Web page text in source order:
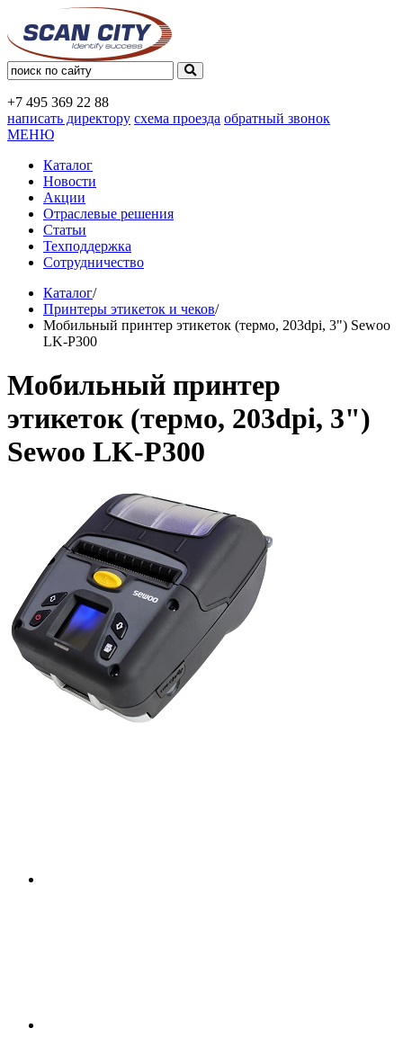
+7 495 369 22 88
написать директору схема проезда обратный звонок
МЕНЮ
Каталог
Новости
Акции
Отраслевые решения
Статьи
Техподдержка
Сотрудничество
Каталог/
Принтеры этикеток и чеков/
Мобильный принтер этикеток (термо, 203dpi, 3") Sewoo
LK-P300
Мобильный принтер
этикеток (термо, 203dpi, 3")
Sewoo LK-P300